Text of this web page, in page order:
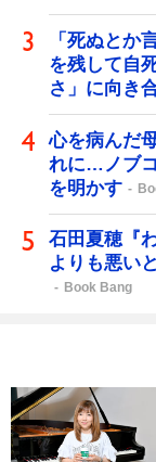
「死ぬとか
を残して自
さ」に向き
心を病んだ
れに…ノブ
を明かす
石田夏穂『
よりも悪い
Book Bang